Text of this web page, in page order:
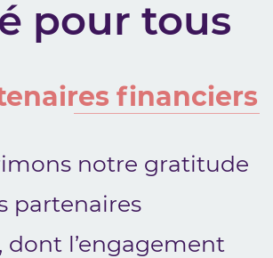
pour tous
financiers
notre gratitude
partenaires
dont l’engagement